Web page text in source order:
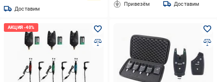
Доставим
Привезём Доставим